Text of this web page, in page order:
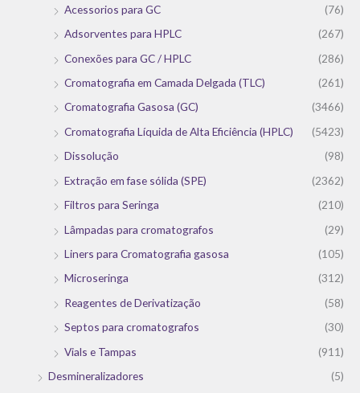
Acessorios para GC
(76)
Adsorventes para HPLC
(267)
Conexões para GC / HPLC
(286)
Cromatografia em Camada Delgada (TLC)
(261)
Cromatografia Gasosa (GC)
(3466)
Cromatografia Líquida de Alta Eficiência (HPLC)
(5423)
Dissolução
(98)
Extração em fase sólida (SPE)
(2362)
Filtros para Seringa
(210)
Lâmpadas para cromatografos
(29)
Liners para Cromatografia gasosa
(105)
Microseringa
(312)
Reagentes de Derivatização
(58)
Septos para cromatografos
(30)
Vials e Tampas
(911)
Desmineralizadores
(5)